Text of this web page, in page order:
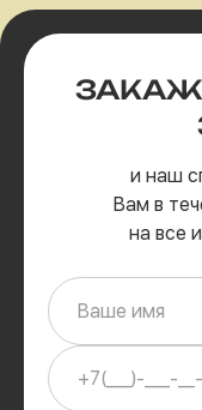
и наш
Вам в
на все